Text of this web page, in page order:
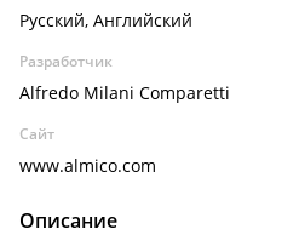
Русский, Английский
Разработчик
Alfredo Milani Comparetti
Сайт
www.almico.com
Описание